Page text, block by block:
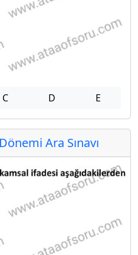
C D E
Ara Sınavı